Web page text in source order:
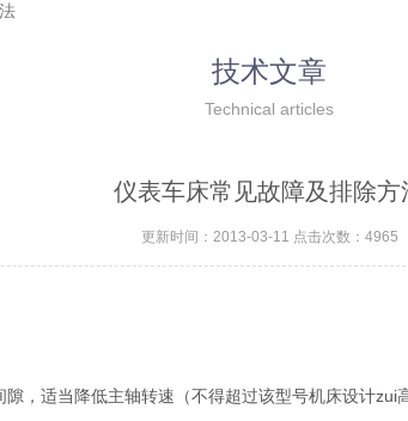
技术文章
Technical articles
仪表车床常见故障及排除方
更新时间：2013-03-11 点击次数：4965
适当降低主轴转速（不得超过该型号机床设计zui